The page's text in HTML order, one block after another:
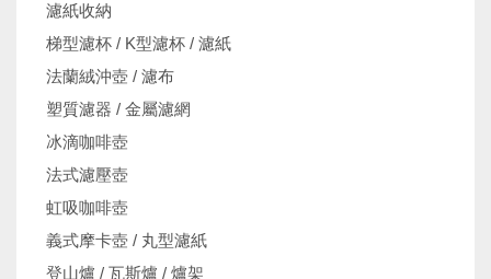
濾紙收納
梯型濾杯 / K型濾杯 / 濾紙
法蘭絨沖壺 / 濾布
塑質濾器 / 金屬濾網
冰滴咖啡壺
法式濾壓壺
虹吸咖啡壺
義式摩卡壺 / 丸型濾紙
登山爐 / 瓦斯爐 / 爐架